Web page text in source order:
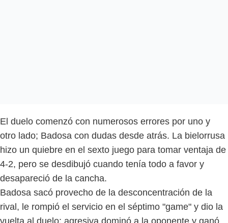
El duelo comenzó con numerosos errores por uno y
otro lado; Badosa con dudas desde atrás. La bielorrusa
hizo un quiebre en el sexto juego para tomar ventaja de
4-2, pero se desdibujó cuando tenía todo a favor y
desapareció de la cancha.
Badosa sacó provecho de la desconcentración de la
rival, le rompió el servicio en el séptimo "game" y dio la
vuelta al duelo; agresiva dominó a la oponente y ganó